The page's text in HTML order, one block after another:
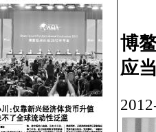
博
应